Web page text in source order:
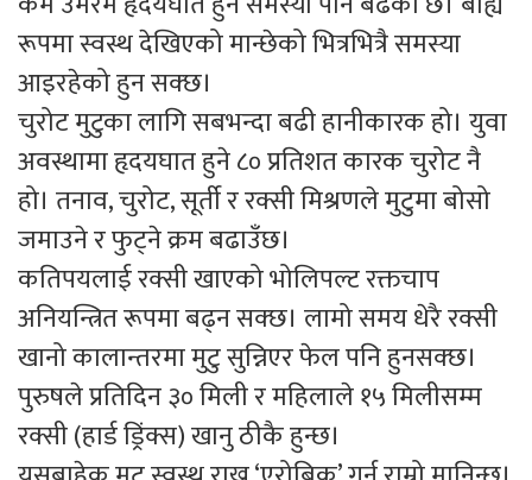
रूपमा स्वस्थ देखिएको मान्छेको भित्रभित्रै समस्या
आइरहेको हुन सक्छ।
चुरोट मुटुका लागि सबभन्दा बढी हानीकारक हो। युवा
अवस्थामा हृदयघात हुने ८० प्रतिशत कारक चुरोट नै
हो। तनाव, चुरोट, सूर्ती र रक्सी मिश्रणले मुटुमा बोसो
जमाउने र फुट्ने क्रम बढाउँछ।
कतिपयलाई रक्सी खाएको भोलिपल्ट रक्तचाप
अनियन्त्रित रूपमा बढ्न सक्छ। लामो समय धेरै रक्सी
खानो कालान्तरमा मुटु सुन्निएर फेल पनि हुनसक्छ।
पुरुषले प्रतिदिन ३० मिली र महिलाले १५ मिलीसम्म
रक्सी (हार्ड ड्रिंक्स) खानु ठीकै हुन्छ।